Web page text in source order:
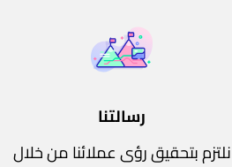
رسالتنا
نلتزم بتحقيق رؤى عملائنا من خلال